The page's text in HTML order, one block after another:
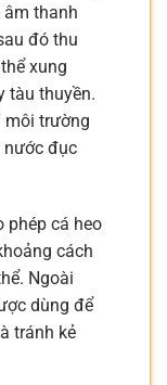
thanh
đó thu
xung
tàu thuyền.
môi trường
nước đục
phép cá heo
cách
Ngoài
dùng để
tránh kẻ